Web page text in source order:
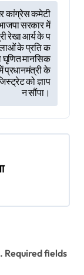
कांग्रेस कमेटी
भाजपा सरकार में
रेखा आर्य के प
के प्रति क
घृणित मानसिक
प्रधानमंत्री के
को ज्ञाप
न सौंपा।
Required fields